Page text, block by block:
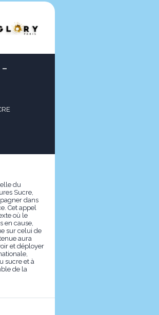
du
Sucre,
dans
Cet appel
où le
en cause,
sur celui de
aura
et déployer
sucre et à
de la